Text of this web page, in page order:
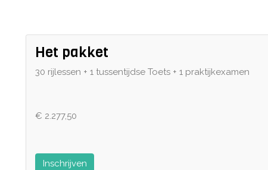
Het pakket
30 rijlessen + 1 tussentijdse Toets + 1 praktijkexamen
€ 2.277,50
Inschrijven